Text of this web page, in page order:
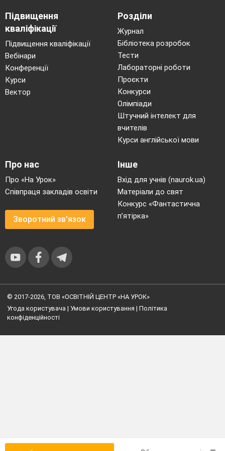
Підвищення
кваліфікації
Підвищення кваліфікації
Вебінари
Конференції
Курси
Вектор
Розділи
Журнал
Бібліотека розробок
Тести
Лабораторні роботи
Проєкти
Конкурси
Олімпіади
Штучний інтелект для
вчителів
Курси англійської мови
Про нас
Про «На Урок»
Співпраця закладів освіти
Зворотний зв'язок
Інше
Вхід для учнів (naurok.ua)
Матеріали до свят
Конкурс «Фантастична
п’ятірка»
© 2017-2026, ТОВ «ОСВІТНІЙ ЦЕНТР «НА УРОК»
Угода користувача | Умови користування | Політика
конфіденційності